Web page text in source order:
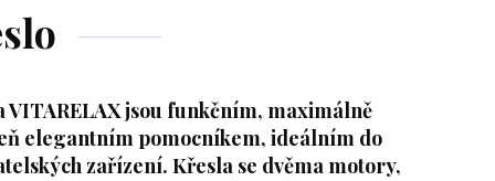
VITARELAX jsou funkčním, maximálně
elegantním pomocníkem, ideálním do
zařízení. Křesla se dvěma motory,